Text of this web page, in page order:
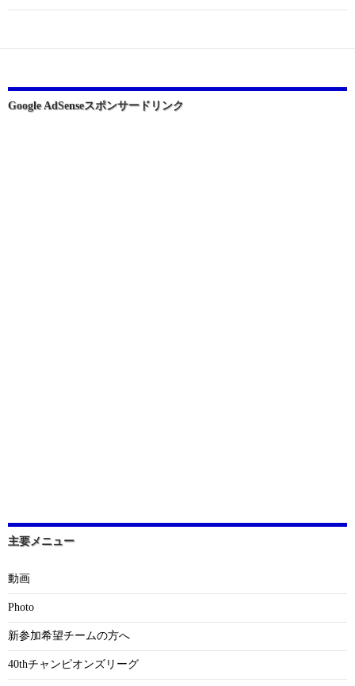
ー
ョ
Google AdSenseスポンサードリンク
主要メニュー
動画
Photo
新参加希望チームの方へ
40thチャンピオンズリーグ